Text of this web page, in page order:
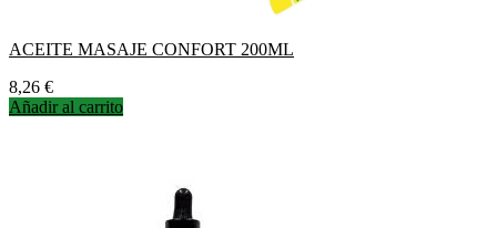
ACEITE MASAJE CONFORT 200ML
Precio
8,26 €
Añadir al carrito